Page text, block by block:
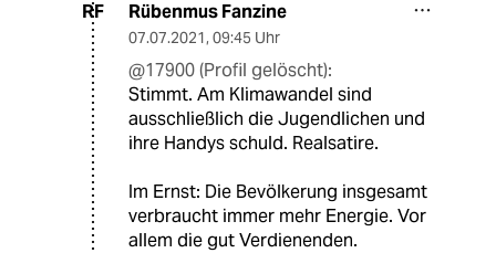
RF Rübenmus Fanzine
07.07.2021, 09:45 Uhr
@17900 (Profil gelöscht):
Stimmt. Am Klimawandel sind
ausschließlich die Jugendlichen und
ihre Handys schuld. Realsatire.
Im Ernst: Die Bevölkerung insgesamt
verbraucht immer mehr Energie. Vor
allem die gut Verdienenden.